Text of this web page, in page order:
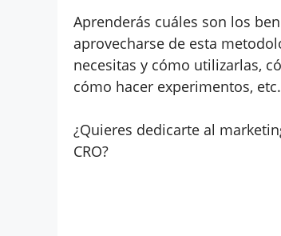
Aprenderás cuáles son los
aprovecharse de esta
necesitas y cómo utilizarlas,
cómo hacer experimentos, etc.
¿Quieres dedicarte al
CRO?